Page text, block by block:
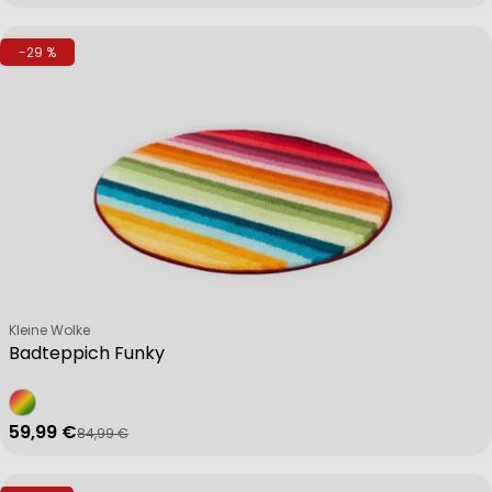
-29 %
Badteppich Funky
Verkäufer:
Kleine Wolke
Verkaufspreis
59,99 €
Regulärer Preis
84,99 €